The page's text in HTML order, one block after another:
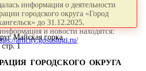
информация о деятельности
городского округа «Город
до 31.12.2025.
и новости находятся:
arhcity.gosuslugi.ru/
Майская горка
1
ГОРОДСКОГО ОКРУГА